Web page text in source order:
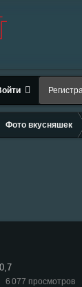
Фото вкусняшек
6 077 просмотров